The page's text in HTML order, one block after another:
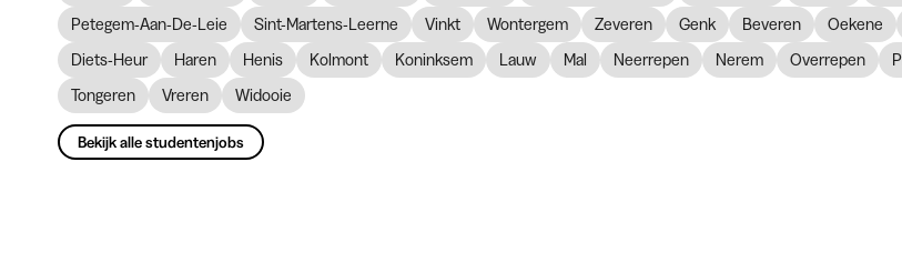
Petegem-Aan-De-Leie
Sint-Martens-Leerne Vinkt Wontergem Zeveren Genk Beveren Oekene
Diets-Heur
Haren Henis Kolmont Koninksem Lauw Mal Neerrepen Nerem Overrepen
Tongeren
Vreren Widooie
Bekijk alle studentenjobs